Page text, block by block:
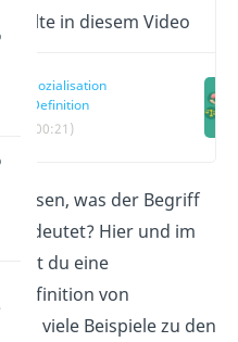
in diesem Video
Sozialisation
Definition
(00:21)
wissen, was der Begriff
bedeutet? Hier und im
du eine
Definition von
und viele Beispiele zu den